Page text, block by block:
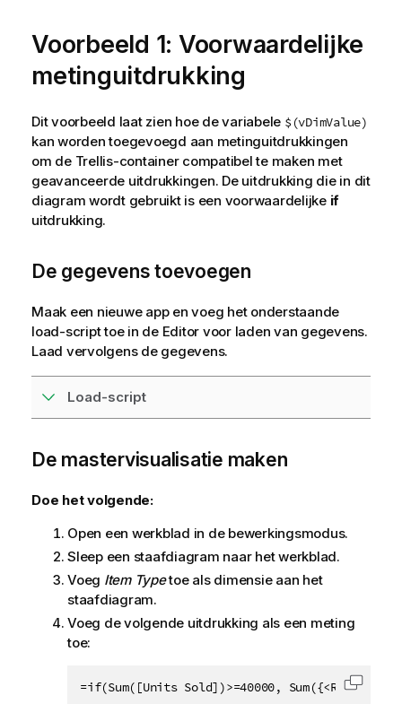
Voorbeeld 1: Voorwaardelijke
metinguitdrukking
Dit voorbeeld laat zien hoe de variabele $(vDimValue)
kan worden toegevoegd aan metinguitdrukkingen
om de Trellis-container compatibel te maken met
geavanceerde uitdrukkingen. De uitdrukking die in dit
diagram wordt gebruikt is een voorwaardelijke if
uitdrukking.
De gegevens toevoegen
Maak een nieuwe app en voeg het onderstaande
load-script toe in de Editor voor laden van gegevens.
Laad vervolgens de gegevens.
Load-script
De mastervisualisatie maken
Doe het volgende:
Open een werkblad in de bewerkingsmodus.
Sleep een staafdiagram naar het werkblad.
Voeg Item Typetoe als dimensie aan het
staafdiagram.
Voeg de volgende uitdrukking als een meting
toe:
=if(Sum([Units Sold])>=40000, Code